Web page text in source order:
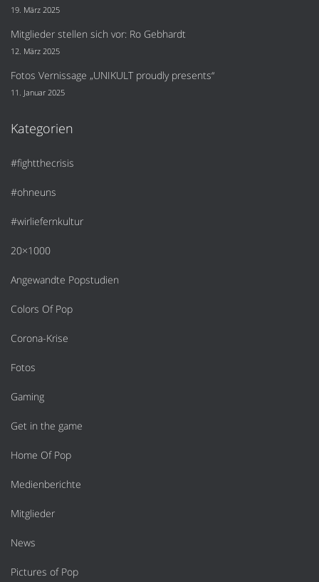
19. März 2025
Mitglieder stellen sich vor: Ro Gebhardt
12. März 2025
Fotos Vernissage „UNIKULT proudly presents“
11. Januar 2025
Kategorien
#fightthecrisis
#ohneuns
#wirliefernkultur
20×1000
Angewandte Popstudien
Colors Of Pop
Corona-Krise
Fotos
Gaming
Get in the game
Home Of Pop
Medienberichte
Mitglieder
News
Pictures of Pop